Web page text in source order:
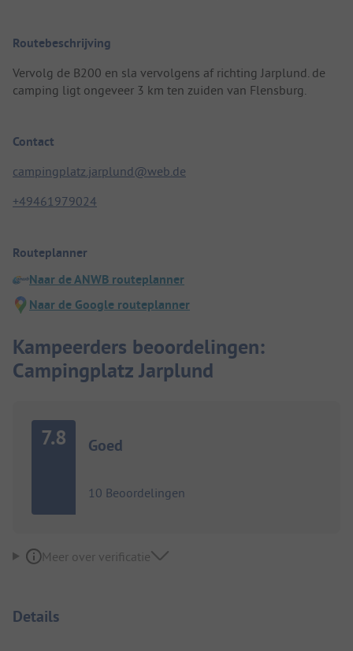
Routebeschrijving
Vervolg de B200 en sla vervolgens af richting Jarplund. de
camping ligt ongeveer 3 km ten zuiden van Flensburg.
Contact
campingplatz.jarplund@web.de
+49461979024
Routeplanner
Naar de ANWB routeplanner
Naar de Google routeplanner
Kampeerders beoordelingen:
Campingplatz Jarplund
7.8 Goed
10 Beoordelingen
Meer over verificatie
Details